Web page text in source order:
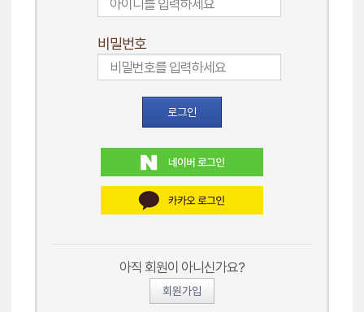
비밀번호
로그인
아직 회원이 아니신가요?
회원가입